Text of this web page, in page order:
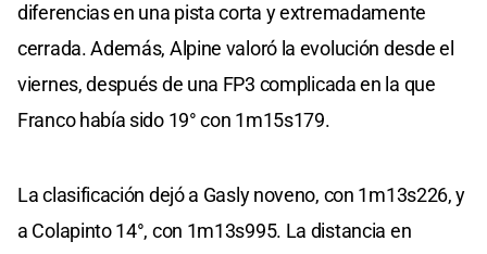
diferencias en una pista corta y extremadamente
cerrada. Además, Alpine valoró la evolución desde el
viernes, después de una FP3 complicada en la que
Franco había sido 19° con 1m15s179.
La clasificación dejó a Gasly noveno, con 1m13s226, y
a Colapinto 14°, con 1m13s995. La distancia en